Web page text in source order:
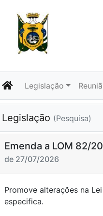
Legislação
Legislação (Pesquisa)
Emenda a LOM 82/
de 27/07/2026
Promove alterações na